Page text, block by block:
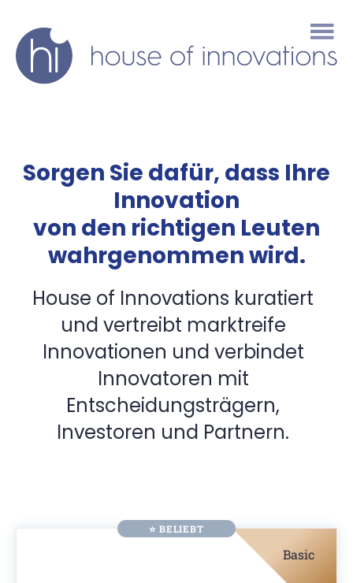
Sorgen Sie dafür, dass Ihre
Innovation
von den richtigen Leuten
wahrgenommen wird.
House of Innovations kuratiert
und vertreibt marktreife
Innovationen und verbindet
Innovatoren mit
Entscheidungsträgern,
Investoren und Partnern.
Basic
⭐ BELIEBT